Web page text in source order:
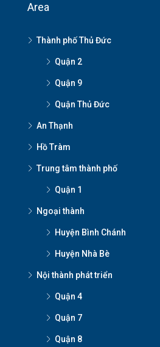
Area
Thành phố Thủ Đức
Quận 2
Quận 9
Quận Thủ Đức
An Thạnh
Hồ Tràm
Trung tâm thành phố
Quận 1
Ngoại thành
Huyện Bình Chánh
Huyện Nhà Bè
Nội thành phát triển
Quận 4
Quận 7
Quận 8